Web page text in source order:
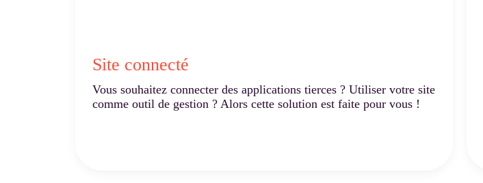
Site connecté
Vous souhaitez connecter des applications tierces ? Utiliser votre site
comme outil de gestion ? Alors cette solution est faite pour vous !